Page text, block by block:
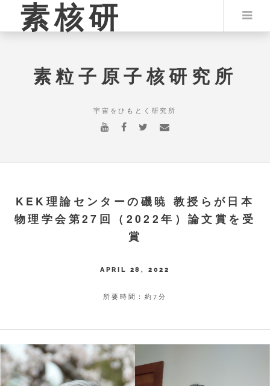
素核研
素粒子原子核研究所
宇宙をひもとく研究所
KEK理論センターの磯暁 教授らが日本
物理学会第27回（2022年）論文賞を受
賞
APRIL 28, 2022
所要時間：約7分